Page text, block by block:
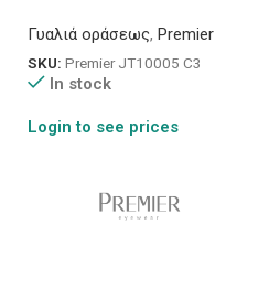
Γυαλιά οράσεως, Premier
SKU: Premier JT10005 C3
In stock
Login to see prices